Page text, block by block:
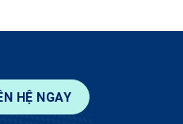
HỆ NGAY